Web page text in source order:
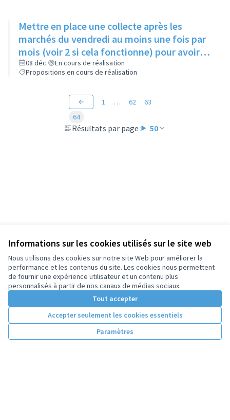
Informations sur les cookies utilisés sur le site web
Nous utilisons des cookies sur notre site Web pour améliorer la
performance et les contenus du site. Les cookies nous permettent
de fournir une expérience utilisateur et un contenu plus
personnalisés à partir de nos canaux de médias sociaux.
Tout accepter
Accepter seulement les cookies essentiels
Paramètres
Mettre en place une collecte après les
marchés du vendredi au moins une fois par
mois (voir 2 si cela fonctionne) pour avoir
des produits frais pour l'Epice'Rill
08 déc.
En cours de réalisation
Propositions en cours de réalisation
Résultats par page : 50
1 … 62
63
64